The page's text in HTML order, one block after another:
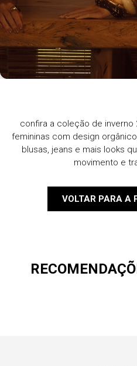
confira a coleção de inverno
femininas com design
blusas, jeans e mais looks
movimento e
VOLTAR PARA A